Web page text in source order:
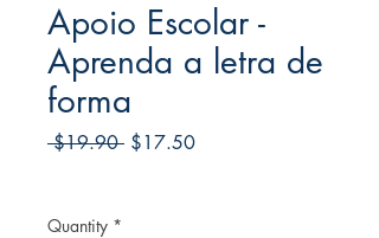
Apoio Escolar -
Aprenda a letra de
forma
$19.90 Regular
$17.50Sale
Quantity *